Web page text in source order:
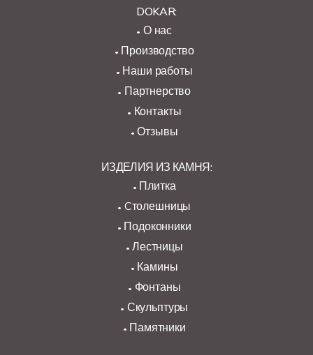
DOKAR:
О нас
Производство
Наши работы
Партнерство
Контакты
Отзывы
ИЗДЕЛИЯ ИЗ КАМНЯ:
Плитка
Cтолешницы
Подоконники
Лестницы
Камины
Фонтаны
Скульптуры
Памятники